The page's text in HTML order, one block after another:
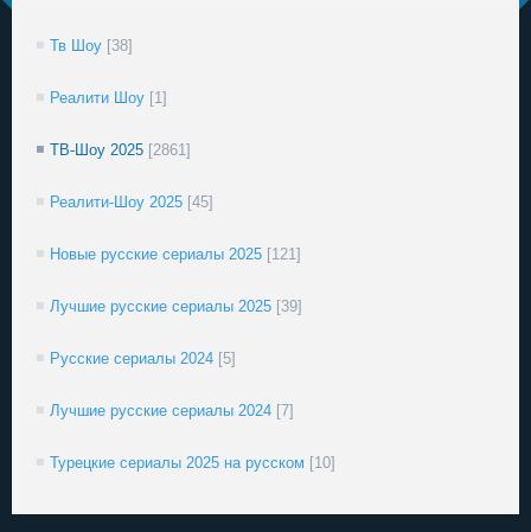
Тв Шоу [38]
Реалити Шоу [1]
ТВ-Шоу 2025 [2861]
Реалити-Шоу 2025 [45]
Новые русские сериалы 2025 [121]
Лучшие русские сериалы 2025 [39]
Русские сериалы 2024 [5]
Лучшие русские сериалы 2024 [7]
Турецкие сериалы 2025 на русском [10]